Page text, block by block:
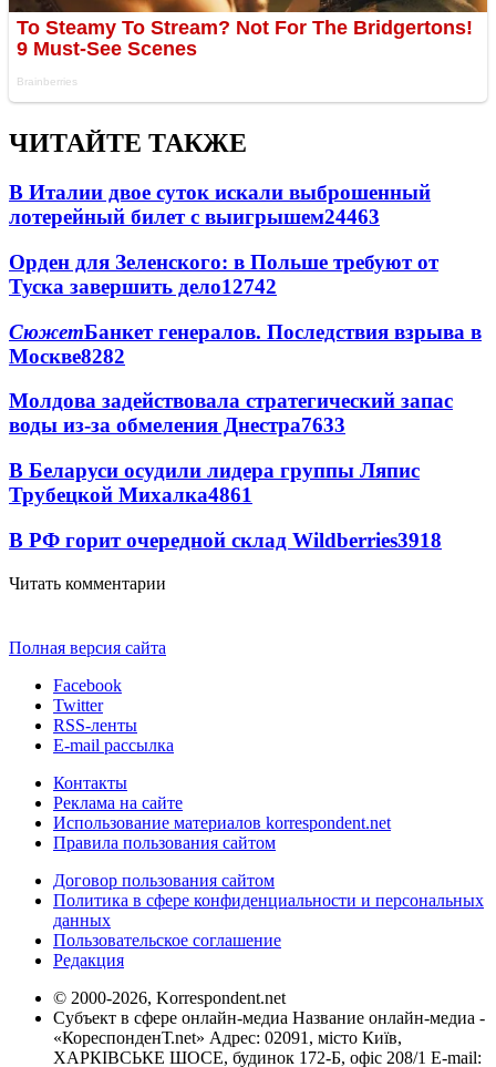
ЧИТАЙТЕ ТАКЖЕ
В Италии двое суток искали выброшенный
лотерейный билет с выигрышем24463
Орден для Зеленского: в Польше требуют от
Туска завершить дело12742
СюжетБанкет генералов. Последствия взрыва в
Москве8282
Молдова задействовала стратегический запас
воды из-за обмеления Днестра7633
В Беларуси осудили лидера группы Ляпис
Трубецкой Михалка4861
В РФ горит очередной склад Wildberries3918
Читать комментарии
Полная версия сайта
Facebook
Twitter
RSS-ленты
E-mail рассылка
Контакты
Реклама на сайте
Использование материалов korrespondent.net
Правила пользования сайтом
Договор пользования сайтом
Политика в сфере конфиденциальности и персональных
данных
Пользовательское соглашение
Редакция
© 2000-2026, Korrespondent.net
Субъект в сфере онлайн-медиа Название онлайн-медиа -
«КореспонденТ.net» Адрес: 02091, місто Київ,
ХАРКІВСЬКЕ ШОСЕ, будинок 172-Б, офіс 208/1 E-mail: